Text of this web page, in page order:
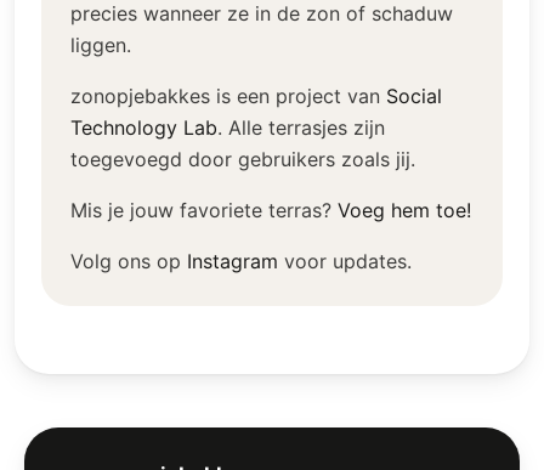
precies wanneer ze in de zon of schaduw
liggen.
zonopjebakkes is een project van Social
Technology Lab. Alle terrasjes zijn
toegevoegd door gebruikers zoals jij.
Mis je jouw favoriete terras? Voeg hem toe!
Volg ons op Instagram voor updates.